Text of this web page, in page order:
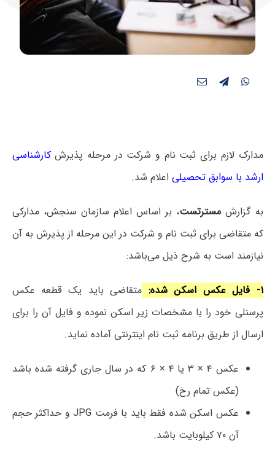
مدارک لازم برای ثبت نام و شرکت در مرحله پذیرشکارشناسی
ارشد با سوابق تحصیلی اعلام شد.
به گزارش مسترتست، بر اساس اعلام سازمان سنجش، مدارکی
که متقاضی برای ثبت نام و شرکت در این مرحله از پذیرش به آن
نیازمند است به شرح ذیل می‌باشد:
۱- فایل عکس اسکن شده:
متقاضی باید یک قطعه عکس
پرسنلی خود را با مشخصات زیر اسکن نموده و فایل آن را برای
ارسال از طریق برنامه ثبت نام اینترنتی آماده نماید.
عکس ۴ × ۳ یا ۴ × ۶ که در سال جاری گرفته شده باشد
(عکس تمام رخ)
عکس اسکن شده فقط باید با فرمت JPG و حداکثر حجم
آن ۷۰ کیلوبایت باشد.